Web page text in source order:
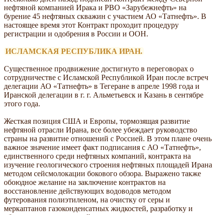
нефтяной компанией Ирака и РВО «Зарубежнефть» на
бурение 45 нефтяных скважин с участием АО «Татнефть». В
настоящее время этот Контракт проходит процедуру
регистрации и одобрения в России и ООН.
ИСЛАМСКАЯ РЕСПУБЛИКА ИРАН.
Существенное продвижение достигнуто в переговорах о
сотрудничестве с Исламской Республикой Иран после встреч
делегации АО «Татнефть» в Тегеране в апреле 1998 года и
Иранской делегации в г. г. Альметьевск и Казань в сентябре
этого года.
Жесткая позиция США и Европы, тормозящая развитие
нефтяной отрасли Ирана, все более убеждает руководство
страны на развитие отношений с Россией. В этом плане очень
важное значение имеет факт подписания с АО «Татнефть»,
единственного среди нефтяных компаний, контракта на
изучение геологического строения нефтяных площадей Ирана
методом сейсмолокации бокового обзора. Выражено также
обоюдное желание на заключение контрактов на
восстановление действующих водоводов методом
футерования полиэтиленом, на очистку от серы и
меркаптанов газоконденсатных жидкостей, разработку и